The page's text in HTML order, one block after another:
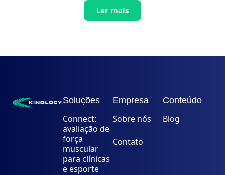
Ler mais
Soluções
Connect:
avaliação de
força
muscular
para clínicas
e esporte
Empresa
Sobre nós
Contato
Conteúdo
Blog